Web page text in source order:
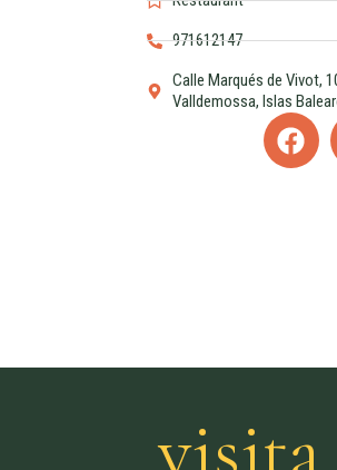
971612147
Calle Marqués de Vivot,
Valldemossa, Islas
visita